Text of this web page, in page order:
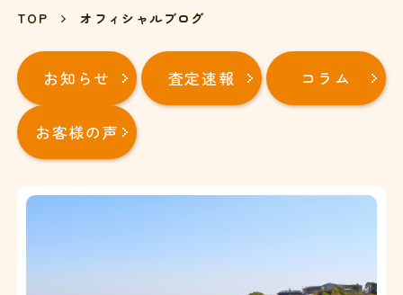
TOP オフィシャルブログ
お知らせ 査定速報 コラム
お客様の声